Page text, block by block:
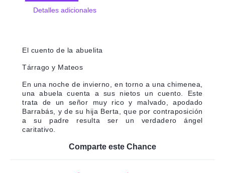
Detalles adicionales
El cuento de la abuelita
Tárrago y Mateos
En una noche de invierno, en torno a una chimenea,
una abuela cuenta a sus nietos un cuento. Este
trata de un señor muy rico y malvado, apodado
Barrabás, y de su hija Berta, que por contraposición
a su padre resulta ser un verdadero ángel
caritativo.
Comparte este Chance